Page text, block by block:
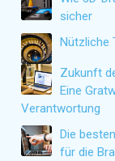
sicher
Nützliche
Zukunft
Eine
Verantwortung
Die
für die